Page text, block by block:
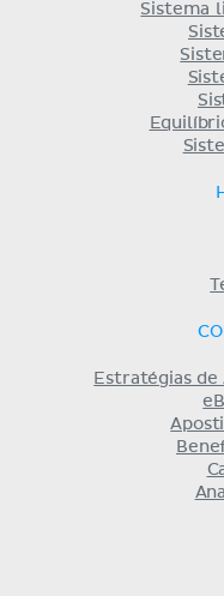
Sistema
Estratégias de